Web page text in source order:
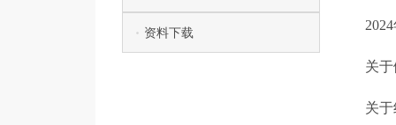
资料下载
关
关